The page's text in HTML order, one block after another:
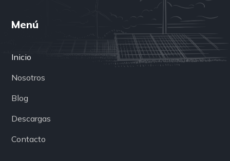
Menú
Inicio
Nosotros
Blog
Descargas
Contacto